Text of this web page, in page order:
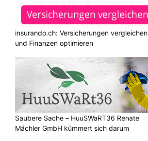
insurando.ch: Versicherungen vergleichen
und Finanzen optimieren
Saubere Sache – HuuSWaRT36 Renate
Mächler GmbH kümmert sich darum